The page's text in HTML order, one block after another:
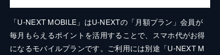
「U-NEXT MOBILE」はU-NEXTの「月額プラン」会員が
毎月もらえるポイントを活用することで、スマホ代がお得
になるモバイルプランです。ご利用には別途「U-NEXT M